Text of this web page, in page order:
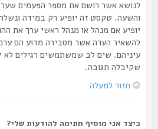
לנושא אשר רושם את מספר הפעמים שערכת
והשעה. טקסט זה יופיע רק במידה ונשלחה
יופיע אם מנהל או מנהל ראשי ערך את
להשאיר הערה אשר מסבירה מדוע הם ערכו את
עיניהם. שים לב שמשתמשים רגילים לא
שקיבלה תגובה.
חזור למעלה
כיצד אני מוסיף חתימה להודעות שלי?